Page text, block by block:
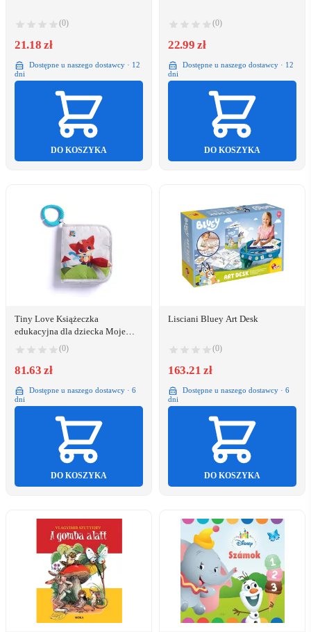
(0)
21.18 zł
Dostępne u naszego dostawcy · 12
dni
DO KOSZYKA
(0)
22.99 zł
Dostępne u naszego dostawcy · 12
dni
DO KOSZYKA
Tiny Love Książeczka
edukacyjna dla dziecka Moje
Podróże - Zabawa na łące
(0)
81.63 zł
Dostępne u naszego dostawcy · 6
dni
DO KOSZYKA
Lisciani Bluey Art Desk
(0)
163.21 zł
Dostępne u naszego dostawcy · 6
dni
DO KOSZYKA